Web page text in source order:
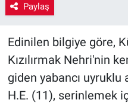
Paylaş
Edinilen bilgiye göre,
Kızılırmak Nehri'nin
giden yabancı uyruklu
H.E. (11), serinlemek